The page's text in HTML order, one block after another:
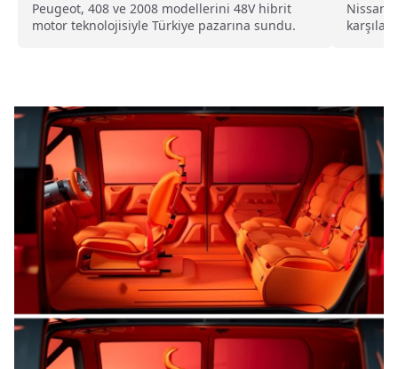
Peugeot, 408 ve 2008 modellerini 48V hibrit
motor teknolojisiyle Türkiye pazarına sundu.
Nissan,